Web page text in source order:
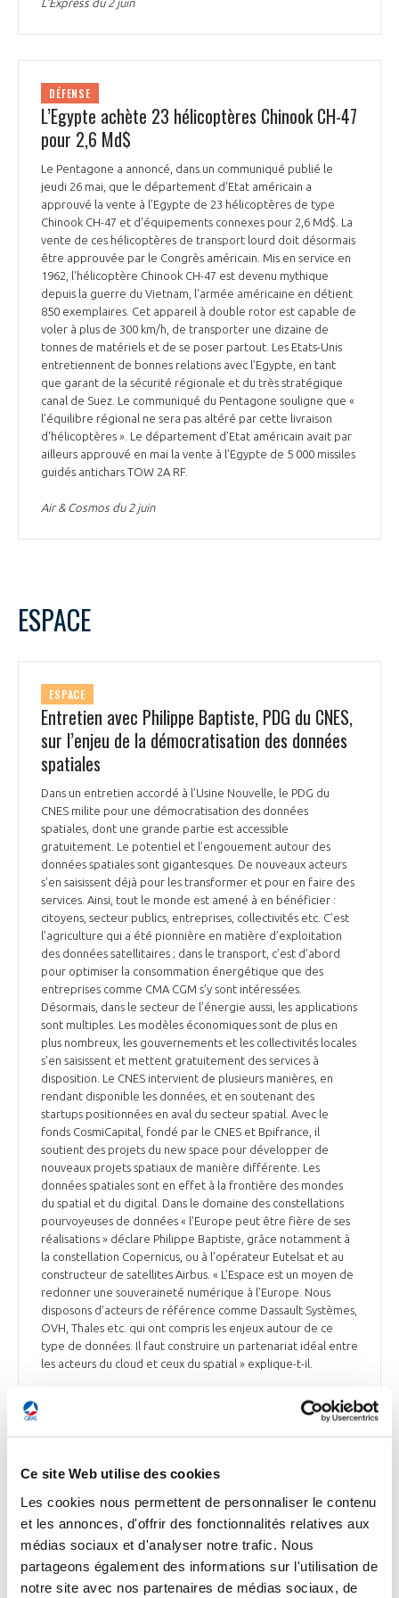
Ce site Web utilise des cookies
Les cookies nous permettent de personnaliser le contenu
et les annonces, d'offrir des fonctionnalités relatives aux
médias sociaux et d'analyser notre trafic. Nous
partageons également des informations sur l'utilisation de
notre site avec nos partenaires de médias sociaux, de
L’Express du 2 juin
DÉFENSE
L’Egypte achète 23 hélicoptères Chinook CH-47
pour 2,6 Md$
Le Pentagone a annoncé, dans un communiqué publié le
jeudi 26 mai, que le département d'Etat américain a
approuvé la vente à l’Egypte de 23 hélicoptères de type
Chinook CH-47 et d'équipements connexes pour 2,6 Md$. La
vente de ces hélicoptères de transport lourd doit désormais
être approuvée par le Congrès américain. Mis en service en
1962, l'hélicoptère Chinook CH-47 est devenu mythique
depuis la guerre du Vietnam, l'armée américaine en détient
850 exemplaires. Cet appareil à double rotor est capable de
voler à plus de 300 km/h, de transporter une dizaine de
tonnes de matériels et de se poser partout. Les Etats-Unis
entretiennent de bonnes relations avec l’Egypte, en tant
que garant de la sécurité régionale et du très stratégique
canal de Suez. Le communiqué du Pentagone souligne que «
l’équilibre régional ne sera pas altéré par cette livraison
d'hélicoptères ». Le département d’Etat américain avait par
ailleurs approuvé en mai la vente à l’Egypte de 5 000 missiles
guidés antichars TOW 2A RF.
Air & Cosmos du 2 juin
ESPACE
ESPACE
Entretien avec Philippe Baptiste, PDG du CNES,
sur l’enjeu de la démocratisation des données
spatiales
Dans un entretien accordé à l’Usine Nouvelle, le PDG du
CNES milite pour une démocratisation des données
spatiales, dont une grande partie est accessible
gratuitement. Le potentiel et l’engouement autour des
données spatiales sont gigantesques. De nouveaux acteurs
s’en saisissent déjà pour les transformer et pour en faire des
services. Ainsi, tout le monde est amené à en bénéficier :
citoyens, secteur publics, entreprises, collectivités etc. C’est
l’agriculture qui a été pionnière en matière d’exploitation
des données satellitaires ; dans le transport, c’est d’abord
pour optimiser la consommation énergétique que des
entreprises comme CMA CGM s’y sont intéressées.
Désormais, dans le secteur de l’énergie aussi, les applications
sont multiples. Les modèles économiques sont de plus en
plus nombreux, les gouvernements et les collectivités locales
s’en saisissent et mettent gratuitement des services à
disposition. Le CNES intervient de plusieurs manières, en
rendant disponible les données, et en soutenant des
startups positionnées en aval du secteur spatial. Avec le
fonds CosmiCapital, fondé par le CNES et Bpifrance, il
soutient des projets du new space pour développer de
nouveaux projets spatiaux de manière différente. Les
données spatiales sont en effet à la frontière des mondes
du spatial et du digital. Dans le domaine des constellations
pourvoyeuses de données « l’Europe peut être fière de ses
réalisations » déclare Philippe Baptiste, grâce notamment à
la constellation Copernicus, ou à l’opérateur Eutelsat et au
constructeur de satellites Airbus. « L’Espace est un moyen de
redonner une souveraineté numérique à l’Europe. Nous
disposons d’acteurs de référence comme Dassault Systèmes,
OVH, Thales etc. qui ont compris les enjeux autour de ce
type de données. Il faut construire un partenariat idéal entre
les acteurs du cloud et ceux du spatial » explique-t-il.
La mission Capstone de Rocket Lab décollera le
13 juin en direction de la Lune
La société d’origine néo-zélandaise Rocket Lab a annoncé
que le lancement de la mission Capstone (Cislunar